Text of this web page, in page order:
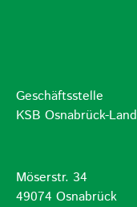
Geschäftsstelle
KSB Osnabrück-Land
Möserstr. 34
49074 Osnabrück